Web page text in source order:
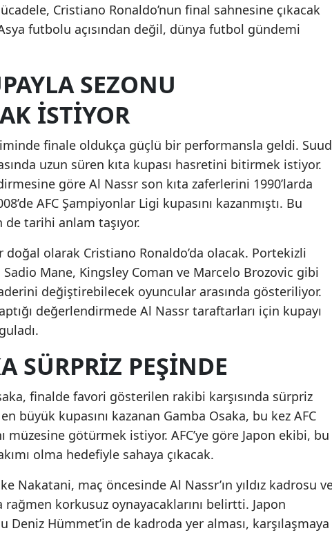
Cristiano Ronaldo’nun final sahnesine çıkacak
futbolu açısından değil, dünya futbol gündemi
SEZONU
ISTIYOR
finale oldukça güçlü bir performansla geldi.
uzun süren kıta kupası hasretini bitirmek istiyor.
göre Al Nassr son kıta zaferlerini 1990’larda
AFC Şampiyonlar Ligi kupasını kazanmıştı. Bu
tarihi anlam taşıyor.
olarak Cristiano Ronaldo’da olacak. Portekizli
Sadio Mane, Kingsley Coman ve Marcelo Brozovic gibi
değiştirebilecek oyuncular arasında gösteriliyor.
değerlendirmede Al Nassr taraftarları için kupayı
SÜRPRIZ PEŞINDE
finalde favori gösterilen rakibi karşısında sürpriz
en büyük kupasını kazanan Gamba Osaka, bu kez AFC
müzesine götürmek istiyor. AFC’ye göre Japon ekibi, bu
olma hedefiyle sahaya çıkacak.
Nakatani, maç öncesinde Al Nassr’ın yıldız kadrosu
rağmen korkusuz oynayacaklarını belirtti. Japon
Deniz Hümmet’in de kadroda yer alması, karşılaşmaya